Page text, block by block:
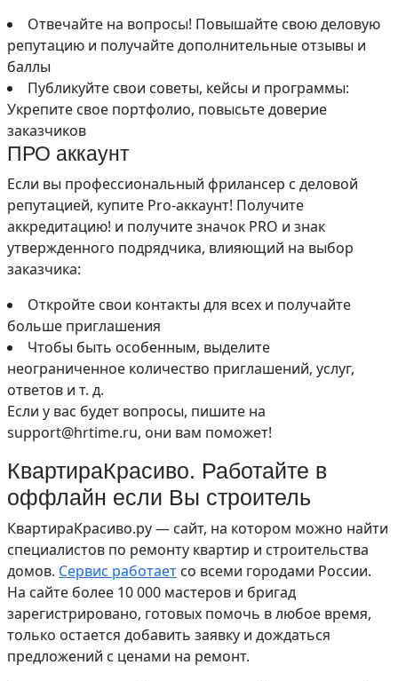
Отвечайте на вопросы! Повышайте свою деловую
репутацию и получайте дополнительные отзывы и
баллы
Публикуйте свои советы, кейсы и программы:
Укрепите свое портфолио, повысьте доверие
заказчиков
ПРО аккаунт
Если вы профессиональный фрилансер с деловой
репутацией, купите Pro-аккаунт! Получите
аккредитацию! и получите значок PRO и знак
утвержденного подрядчика, влияющий на выбор
заказчика:
Откройте свои контакты для всех и получайте
больше приглашения
Чтобы быть особенным, выделите
неограниченное количество приглашений, услуг,
ответов и т. д.
Если у вас будет вопросы, пишите на
support@hrtime.ru, они вам поможет!
КвартираКрасиво. Работайте в
оффлайн если Вы строитель
КвартираКрасиво.ру — сайт, на котором можно найти
специалистов по ремонту квартир и строительства
домов. Сервис работает со всеми городами России.
На сайте более 10 000 мастеров и бригад
зарегистрировано, готовых помочь в любое время,
только остается добавить заявку и дождаться
предложений с ценами на ремонт.